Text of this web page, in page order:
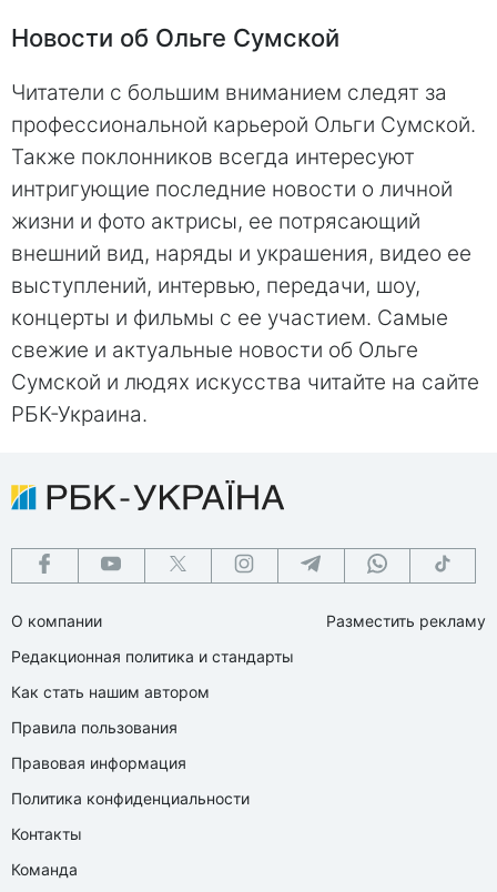
Новости об Ольге Сумской
Читатели с большим вниманием следят за
профессиональной карьерой Ольги Сумской.
Также поклонников всегда интересуют
интригующие последние новости о личной
жизни и фото актрисы, ее потрясающий
внешний вид, наряды и украшения, видео ее
выступлений, интервью, передачи, шоу,
концерты и фильмы с ее участием. Самые
свежие и актуальные новости об Ольге
Сумской и людях искусства читайте на сайте
РБК-Украина.
О компании
Редакционная политика и стандарты
Как стать нашим автором
Правила пользования
Правовая информация
Политика конфиденциальности
Контакты
Команда
Разместить рекламу